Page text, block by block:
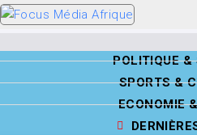
POLITIQUE &
SPORTS &
ECONOMIE